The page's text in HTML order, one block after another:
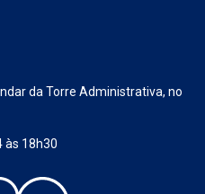
da Torre Administrativa, no
às 18h30